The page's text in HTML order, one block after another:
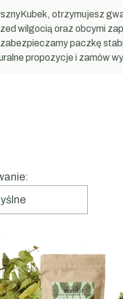
otrzymujesz
wilgocią oraz obcymi
paczkę
propozycje i zamów